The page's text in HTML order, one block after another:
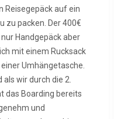
Reisegepäck auf ein
zu packen. Der 400€
Handgepäck aber
mit einem Rucksack
Umhängetasche.
wir durch die 2.
das Boarding bereits
und